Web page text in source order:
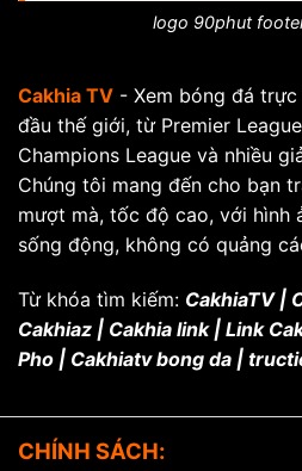
logo 90phut
Cakhia TV - Xem bóng đá
đầu thế giới, từ Premier
Champions League và nhiều
Chúng tôi mang đến cho bạn
mượt mà, tốc độ cao, với hình
sống động, không có quảng
Từ khóa tìm kiếm: CakhiaTV |
Cakhiaz | Cakhia link | Link
Pho | Cakhiatv bong da |
CHÍNH SÁCH: